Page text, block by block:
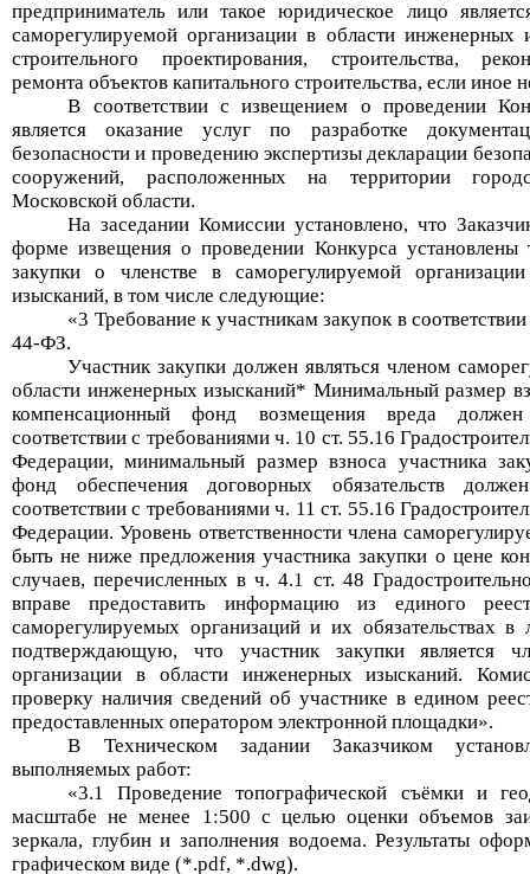
предприниматель или такое юридическое лицо
саморегулируемой организации в области инженерных
строительного проектирования, строительства,
ремонта объектов капитального строительства, если иное
В соответствии с извещением о проведении
являетсяоказание услуг по разработке
безопасности и проведению экспертизы декларации
сооружений, расположенных на территории
Московской области.
На заседании Комиссии установлено, что
форме извещения о проведении Конкурса установлены
закупкио членстве в саморегулируемой
изысканий, в том числе следующие:
«3 Требование к участникам закупок в
44-ФЗ.
Участник закупки должен являться членом
области инженерных изысканий* Минимальный размер
компенсационный фонд возмещения вреда
соответствии с требованиями ч. 10 ст. 55.16
Федерации, минимальный размер взноса участника
фонд обеспечения договорных обязательств
соответствии с требованиями ч. 11 ст. 55.16
Федерации. Уровень ответственности члена
быть не ниже предложения участника закупки о цене
случаев, перечисленных в ч. 4.1 ст. 48
вправе предоставить информацию из единого
саморегулируемых организаций и их обязательствах
подтверждающую, что участник закупки является
организации в области инженерных изысканий.
проверку наличия сведений об участнике в едином
предоставленных оператором электронной площадки».
В Техническом задании Заказчиком
выполняемых работ:
«3.1 Проведение топографической съёмки и
масштабе не менее 1:500 с целью оценки объемов
зеркала, глубин и заполнения водоема. Результаты
графическом виде (*.pdf, *.dwg).